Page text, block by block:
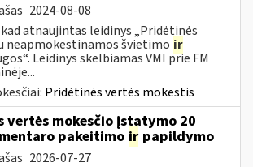
2024-08-08
atnaujintas leidinys „Pridėtinės
neapmokestinamos švietimo ir
Leidinys skelbiamas VMI prie FM
Pridėtinės vertės mokestis
vertės mokesčio įstatymo 20
pakeitimo ir papildymo
2026-07-27